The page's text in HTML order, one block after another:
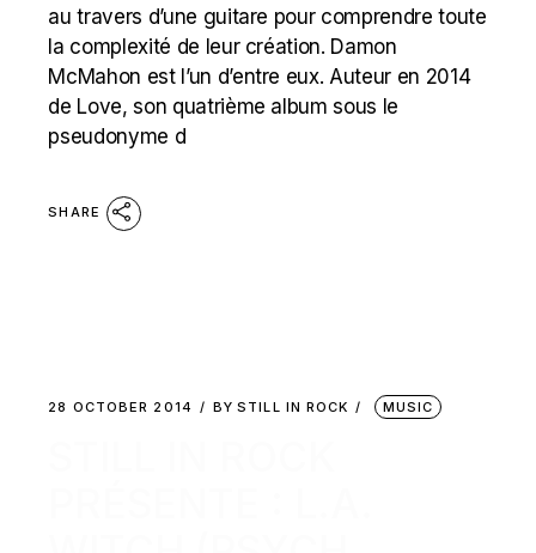
au travers d’une guitare pour comprendre toute
la complexité de leur création. Damon
McMahon est l’un d’entre eux. Auteur en 2014
de Love, son quatrième album sous le
pseudonyme d
SHARE
28 OCTOBER 2014 BY STILL IN ROCK MUSIC